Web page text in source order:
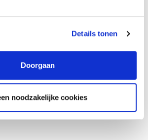
Details tonen
Doorgaan
noodzakelijke cookies